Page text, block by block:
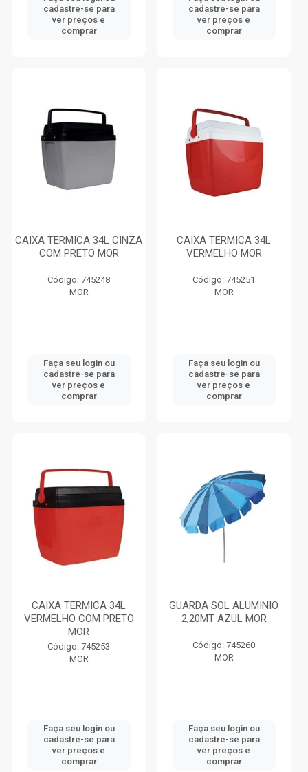
cadastre-se para
ver preços e
comprar
cadastre-se para
ver preços e
comprar
CAIXA TERMICA 34L CINZA
COM PRETO MOR
Código: 745248
MOR
Faça seu login ou
cadastre-se para
ver preços e
comprar
CAIXA TERMICA 34L
VERMELHO MOR
Código: 745251
MOR
Faça seu login ou
cadastre-se para
ver preços e
comprar
CAIXA TERMICA 34L
VERMELHO COM PRETO
MOR
Código: 745253
MOR
Faça seu login ou
cadastre-se para
ver preços e
comprar
GUARDA SOL ALUMINIO
2,20MT AZUL MOR
Código: 745260
MOR
Faça seu login ou
cadastre-se para
ver preços e
comprar